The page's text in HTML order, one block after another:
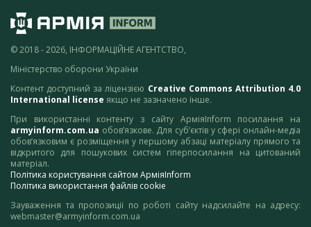
© 2018 - 2026, ІНФОРМАЦІЙНЕ АГЕНТСТВО,
Міністерство оборони України
Контент доступний за ліцензією Creative Commons Attribution 4.0
International license якщо не зазначено інше.
При використанні контенту з сайту АрміяInform посилання на
armyinform.com.ua обов’язкове. Для суб’єктів у сфері онлайн-медіа
обов’язковим є розміщення у першому абзаці матеріалу прямого та
відкритого для пошукових систем гіперпосилання на цитований
матеріал.
Політика користування сайтом АрміяInform
Політика використання файлів cookie
Зауваження та пропозиції по роботі сайту надсилайте на адресу:
webmaster@armyinform.com.ua